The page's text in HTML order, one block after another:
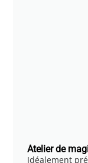
Atelier de
Idéalement